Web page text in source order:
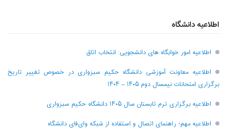
اطلاعیه دانشگاه
اطلاعیه امور خوابگاه های دانشجویی: انتخاب اتاق
اطلاعیه معاونت آموزشی دانشگاه حکیم سبزواری در خصوص تغییر تاریخ
برگزاری امتحانات نیمسال دوم ۱۴۰۵ – ۱۴۰۴
اطلاعیه برگزاری ترم تابستان سال ۱۴۰۵ دانشگاه حکیم سبزواری
اطلاعیه مهم؛ راهنمای اتصال و استفاده از شبکه وای‌فای دانشگاه